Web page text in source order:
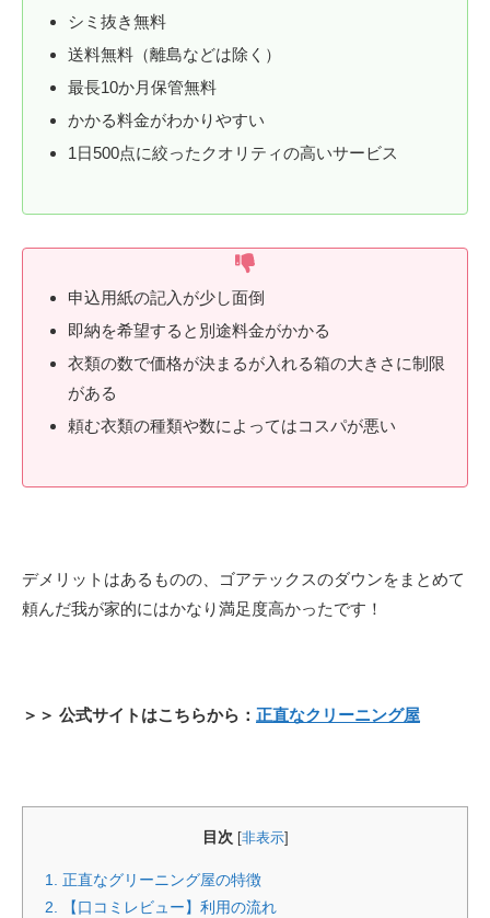
シミ抜き無料
送料無料（離島などは除く）
最長10か月保管無料
かかる料金がわかりやすい
1日500点に絞ったクオリティの高いサービス
申込用紙の記入が少し面倒
即納を希望すると別途料金がかかる
衣類の数で価格が決まるが入れる箱の大きさに制限
がある
頼む衣類の種類や数によってはコスパが悪い
デメリットはあるものの、ゴアテックスのダウンをまとめて
頼んだ我が家的にはかなり満足度高かったです！
＞＞ 公式サイトはこちらから： 正直なクリーニング屋
目次 [非表示]
1. 正直なグリーニング屋の特徴
2. 【口コミレビュー】利用の流れ